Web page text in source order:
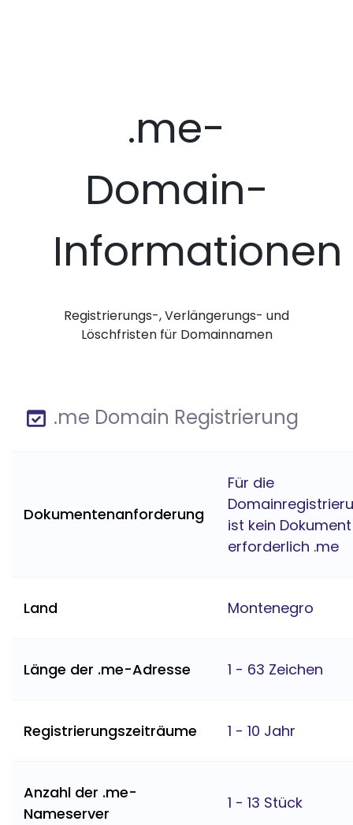
.me-
Domain-
Informationen
Registrierungs-, Verlängerungs- und
Löschfristen für Domainnamen
.me Domain Registrierung
Dokumentenanforderung
Für die
ist kein Dokument
erforderlich .me
Land Montenegro
Länge der .me-Adresse 1 - 63 Zeichen
Registrierungszeiträume 1 - 10 Jahr
Anzahl der .me-
Nameserver
1 - 13 Stück